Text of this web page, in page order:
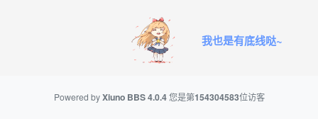
我也是有底线哒~
Powered byXiuno BBS4.0.4 您是第154304583位访客